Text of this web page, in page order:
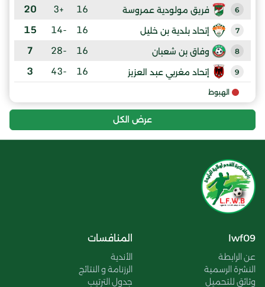
6 فريق مولودية عمروسة 16
+3
20
7 إتحاد بلدية بن خليل 16
-14
15
8 وفاق بن شعبان 16
-28
7
9 إتحاد مغربي عبد العزيز 16
-43
3
الهبوط
عرض الكل
lwf09
عن الرابطة
النشرة الرسمية
وثائق للتحميل
المنافسات
الأندية
الرزنامة و النتائج
جدول الترتيب